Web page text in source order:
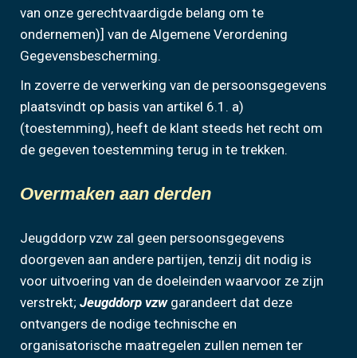
van onze gerechtvaardigde belang om te
ondernemen)] van de Algemene Verordening
Gegevensbescherming.
In zoverre de verwerking van de persoonsgegevens
plaatsvindt op basis van artikel 6.1. a)
(toestemming), heeft de klant steeds het recht om
de gegeven toestemming terug in te trekken.
Overmaken aan derden
Jeugddorp vzw zal geen persoonsgegevens
doorgeven aan andere partijen, tenzij dit nodig is
voor uitvoering van de doeleinden waarvoor ze zijn
verstrekt; Jeugddorp vzw garandeert dat deze
ontvangers de nodige technische en
organisatorische maatregelen zullen nemen ter